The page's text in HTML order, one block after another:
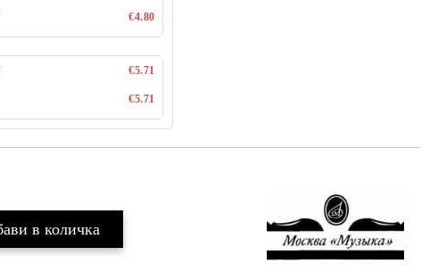
€4.80
€5.71
€5.71